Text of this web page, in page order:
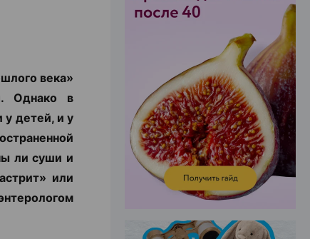
века»
Однако в
у детей, и у
ли суши и
или
ЭФФЕКТИВНАЯ РЕКЛАМА НА САЙТЕ